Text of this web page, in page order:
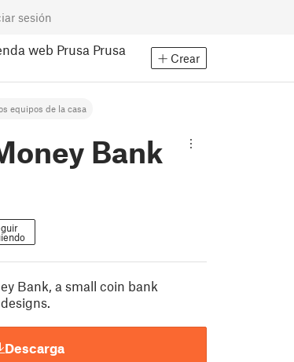
sesión
web Prusa Prusa
Crear
equipos de la casa
Bank
Bank, a small coin bank
Descarga